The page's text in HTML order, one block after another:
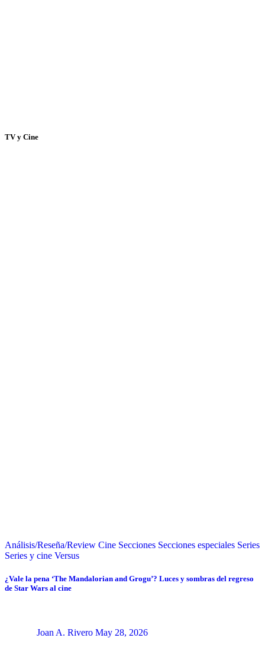
TV y Cine
Análisis/Reseña/Review Cine Secciones Secciones especiales Series
Series y cine Versus
¿Vale la pena ‘The Mandalorian and Grogu’? Luces y sombras del regreso
de Star Wars al cine
Joan A. Rivero May 28, 2026